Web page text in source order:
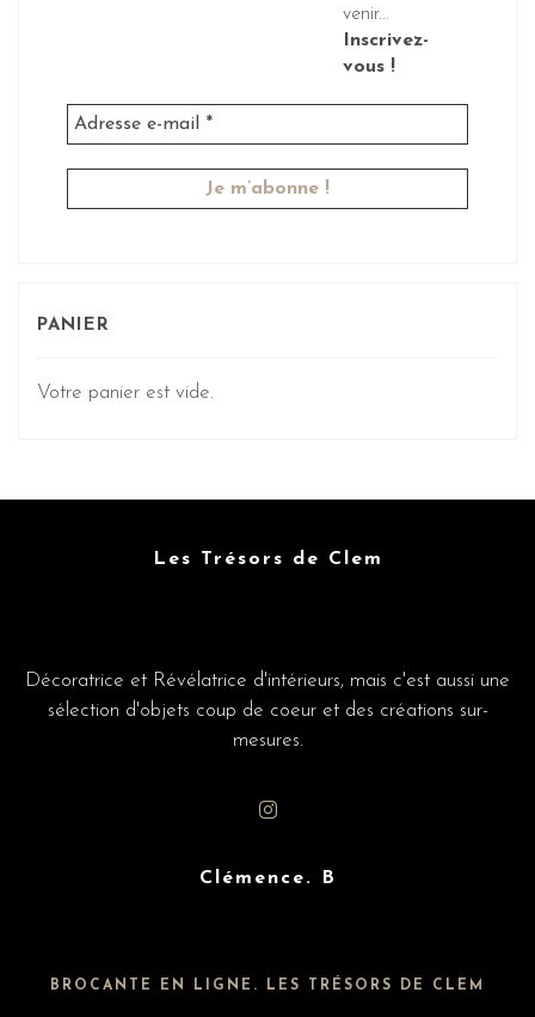
venir...
Inscrivez-
vous !
PANIER
Votre panier est vide.
Les Trésors de Clem
Décoratrice et Révélatrice d'intérieurs, mais c'est aussi une
sélection d'objets coup de coeur et des créations sur-
mesures.
Clémence. B
BROCANTE EN LIGNE. LES TRÉSORS DE CLEM